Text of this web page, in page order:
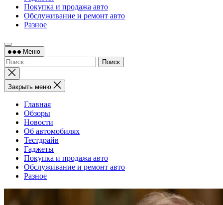
Покупка и продажа авто
Обслуживание и ремонт авто
Разное
Меню
Найти:
Закрыть
поиск
Закрыть меню
Главная
Обзоры
Новости
Об автомобилях
Тестдрайв
Гаджеты
Покупка и продажа авто
Обслуживание и ремонт авто
Разное